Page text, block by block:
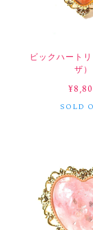
ビックハート
ザ）
SOLD